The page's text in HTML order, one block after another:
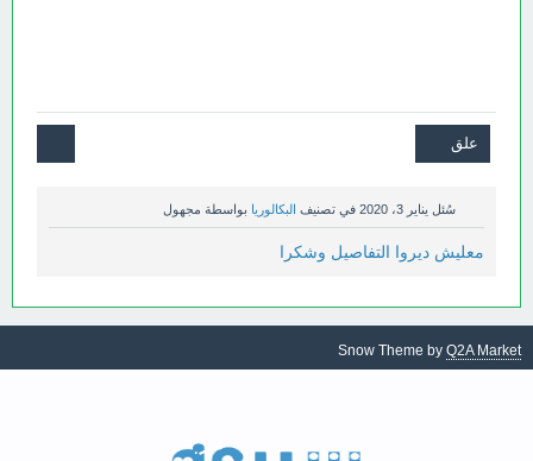
سُئل يناير 3، 2020 في تصنيف البكالوريا بواسطة مجهول
معليش ديروا التفاصيل وشكرا
Snow Theme by Q2A Market